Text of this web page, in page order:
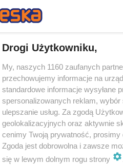
Drogi Użytkowniku,
My, naszych 1160 zaufanych
przechowujemy informacje na
standardowe informacje wysyłane
spersonalizowanych reklam,
ulepszanie usług. Za zgodą
geolokalizacyjnych oraz aktywnie
cenimy Twoją prywatność, prosimy
Zgoda jest dobrowolna i zawsze
się w lewym dolnym rogu strony